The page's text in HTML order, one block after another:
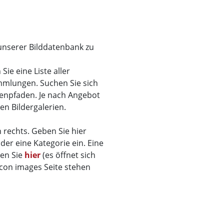
Bilddatenbank zu
eine Liste aller
Suchen Sie sich
Je nach Angebot
Bildergalerien.
Geben Sie hier
eine Kategorie ein. Eine
Sie hier(es öffnet sich
images Seite stehen